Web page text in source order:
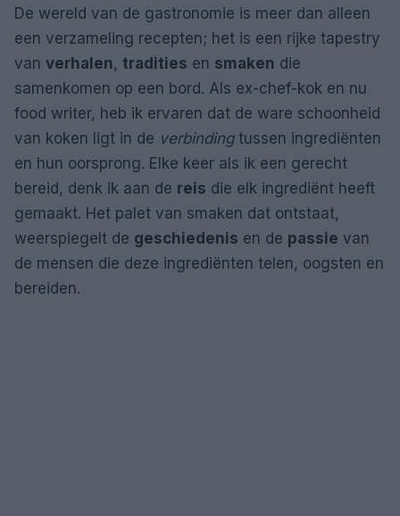
De wereld van de gastronomie is meer dan alleen
een verzameling recepten; het is een rijke tapestry
van verhalen, tradities en smaken die
samenkomen op een bord. Als ex-chef-kok en nu
food writer, heb ik ervaren dat de ware schoonheid
van koken ligt in de verbindingtussen ingrediënten
en hun oorsprong. Elke keer als ik een gerecht
bereid, denk ik aan de reis die elk ingrediënt heeft
gemaakt. Het palet van smaken dat ontstaat,
weerspiegelt de geschiedenis en de passie van
de mensen die deze ingrediënten telen, oogsten en
bereiden.